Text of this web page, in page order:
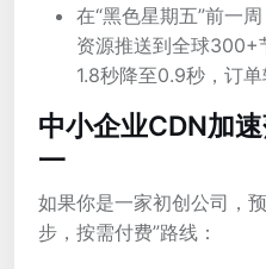
在“黑色星期五”前一
资源推送到全球300+
1.8秒降至0.9秒，订单
中小企业CDN加
一
如果你是一家初创公司，
步，按需付费”路线：